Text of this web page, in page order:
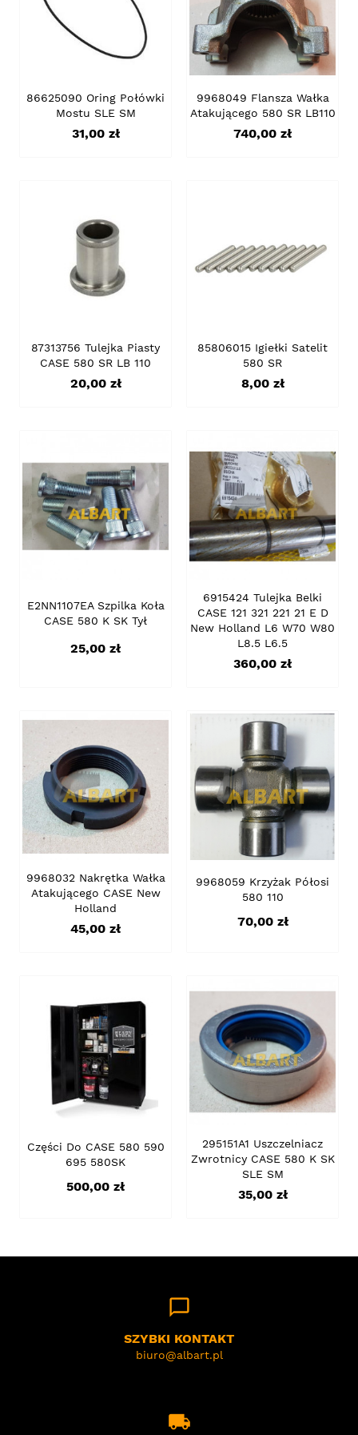
86625090 Oring Połówki
Mostu SLE SM
Cena
31,00 zł
9968049 Flansza Wałka
Atakującego 580 SR LB110
Cena
740,00 zł
87313756 Tulejka Piasty
CASE 580 SR LB 110
Cena
20,00 zł
85806015 Igiełki Satelit
580 SR
Cena
8,00 zł
E2NN1107EA Szpilka Koła
CASE 580 K SK Tył
Cena
25,00 zł
6915424 Tulejka Belki
CASE 121 321 221 21 E D
New Holland L6 W70 W80
L8.5 L6.5
Cena
360,00 zł
9968032 Nakrętka Wałka
Atakującego CASE New
Holland
Cena
45,00 zł
9968059 Krzyżak Półosi
580 110
Cena
70,00 zł
Części Do CASE 580 590
695 580SK
Cena
500,00 zł
295151A1 Uszczelniacz
Zwrotnicy CASE 580 K SK
SLE SM
Cena
35,00 zł
chat_bubble_outline
SZYBKI KONTAKT
biuro@albart.pl
local_shipping